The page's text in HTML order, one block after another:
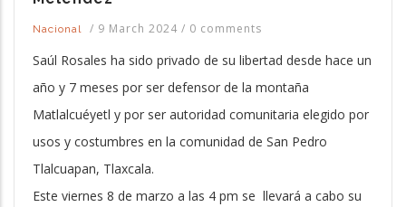
Nacional / 9 March 2024 / 0 comments
Saúl Rosales ha sido privado de su libertad desde hace un
año y 7 meses por ser defensor de la montaña
Matlalcuéyetl y por ser autoridad comunitaria elegido por
usos y costumbres en la comunidad de San Pedro
Tlalcuapan, Tlaxcala.
Este viernes 8 de marzo a las 4 pm se llevará a cabo su